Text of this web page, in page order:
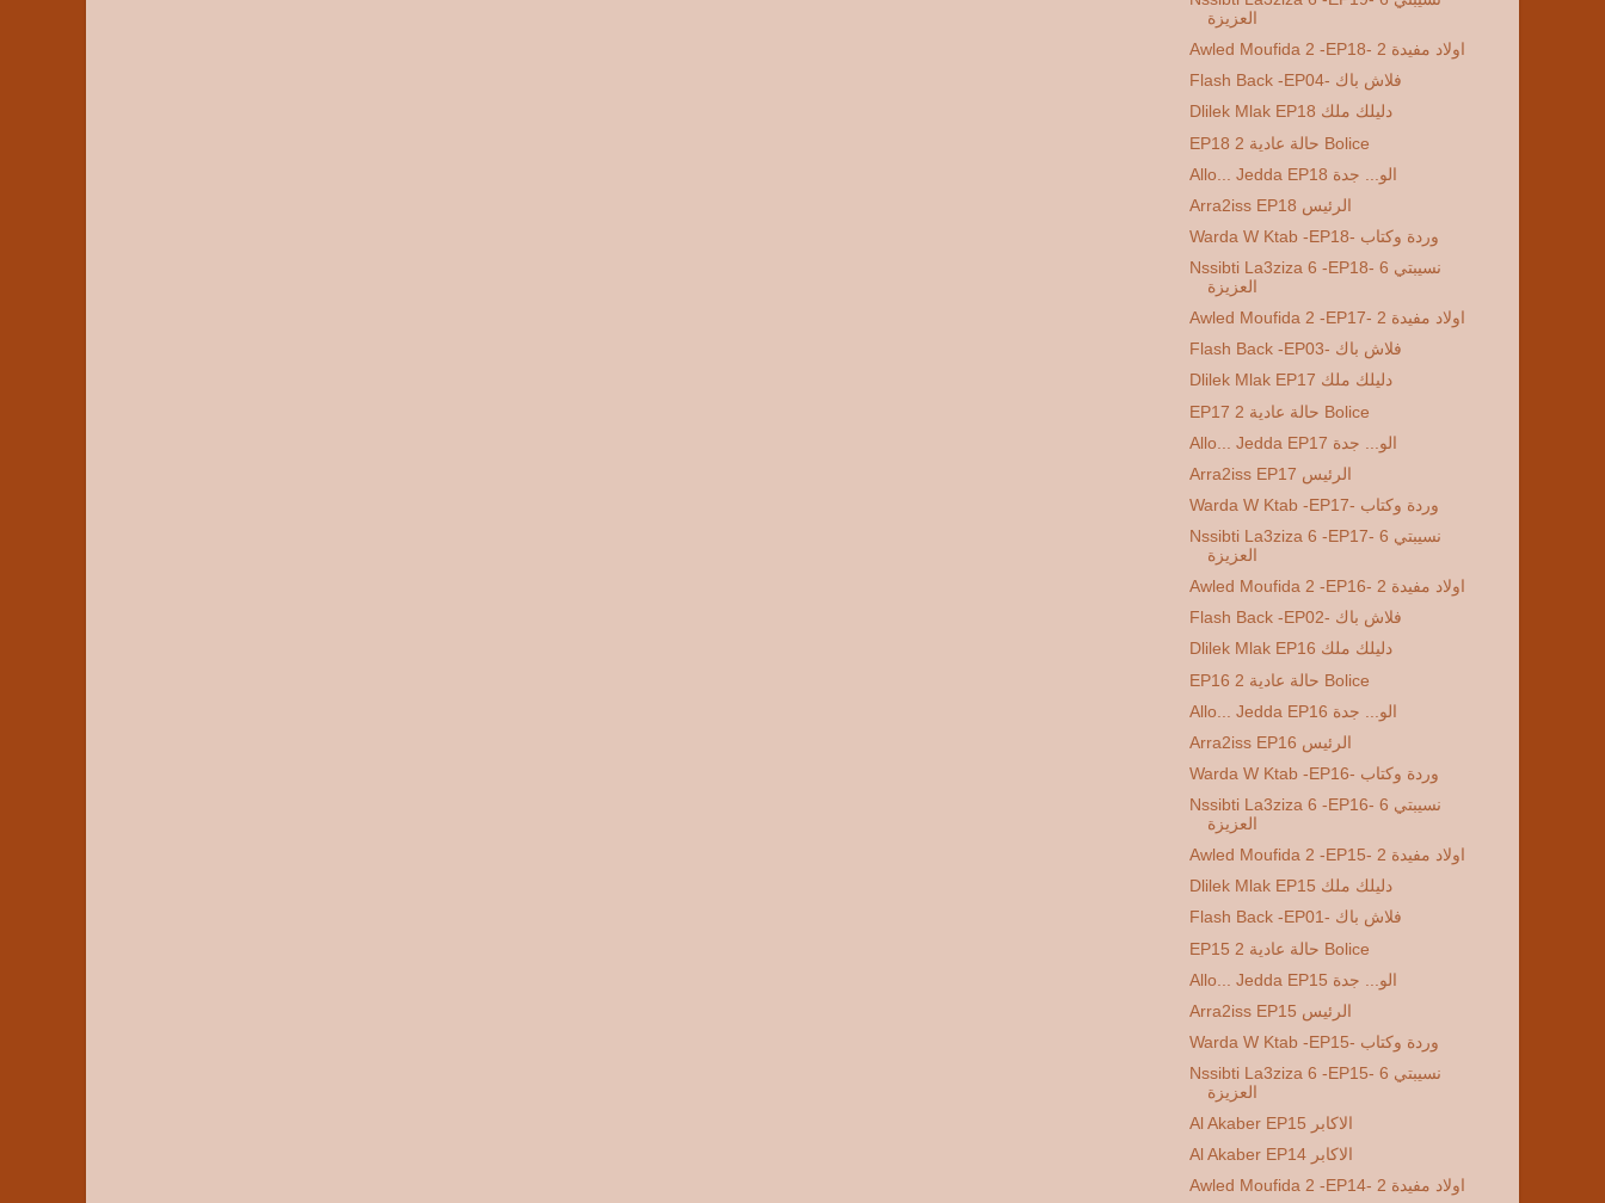
العزيزة
Awled Moufida 2 -EP18- 2 اولاد مفيدة
Flash Back -EP04- فلاش باك
Dlilek Mlak EP18 دليلك ملك
EP18 2 حالة عادية Bolice
Allo... Jedda EP18 الو... جدة
Arra2iss EP18 الرئيس
Warda W Ktab -EP18- وردة وكتاب
Nssibti La3ziza 6 -EP18- 6 نسيبتي
العزيزة
Awled Moufida 2 -EP17- 2 اولاد مفيدة
Flash Back -EP03- فلاش باك
Dlilek Mlak EP17 دليلك ملك
EP17 2 حالة عادية Bolice
Allo... Jedda EP17 الو... جدة
Arra2iss EP17 الرئيس
Warda W Ktab -EP17- وردة وكتاب
Nssibti La3ziza 6 -EP17- 6 نسيبتي
العزيزة
Awled Moufida 2 -EP16- 2 اولاد مفيدة
Flash Back -EP02- فلاش باك
Dlilek Mlak EP16 دليلك ملك
EP16 2 حالة عادية Bolice
Allo... Jedda EP16 الو... جدة
Arra2iss EP16 الرئيس
Warda W Ktab -EP16- وردة وكتاب
Nssibti La3ziza 6 -EP16- 6 نسيبتي
العزيزة
Awled Moufida 2 -EP15- 2 اولاد مفيدة
Dlilek Mlak EP15 دليلك ملك
Flash Back -EP01- فلاش باك
EP15 2 حالة عادية Bolice
Allo... Jedda EP15 الو... جدة
Arra2iss EP15 الرئيس
Warda W Ktab -EP15- وردة وكتاب
Nssibti La3ziza 6 -EP15- 6 نسيبتي
العزيزة
Al Akaber EP15 الاكابر
Al Akaber EP14 الاكابر
Awled Moufida 2 -EP14- 2 اولاد مفيدة